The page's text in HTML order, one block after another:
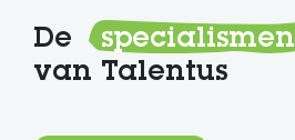
De
specialismen
van Talentus